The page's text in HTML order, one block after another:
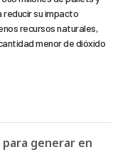
reducir su impacto
recursos naturales,
menor de dióxido
generar en